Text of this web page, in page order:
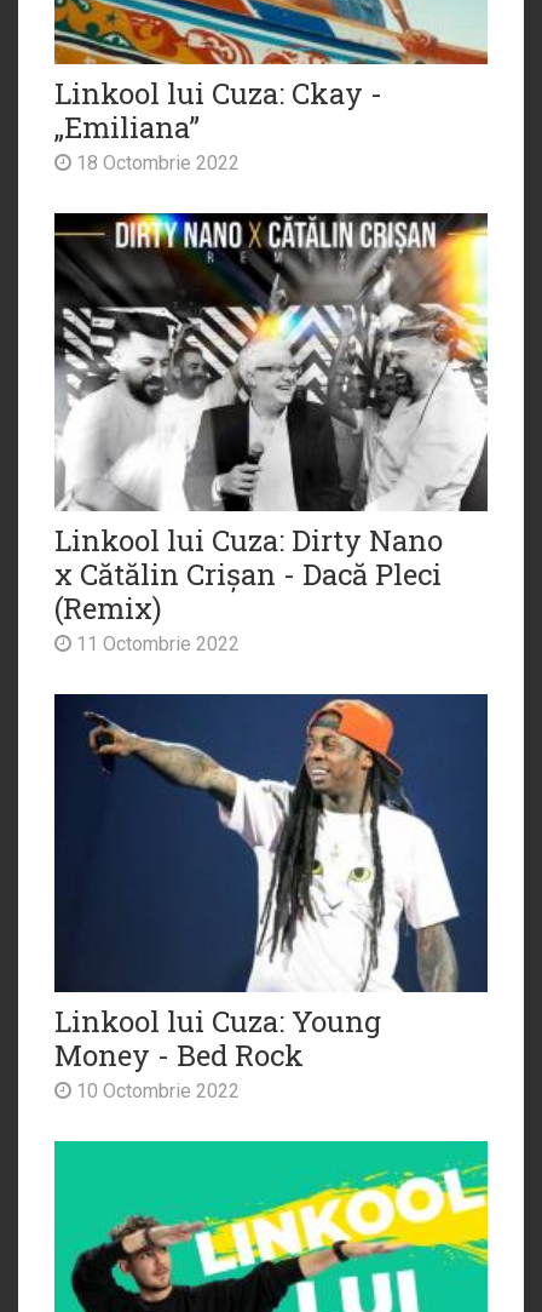
Linkool lui Cuza: Ckay -
„Emiliana”
18 Octombrie 2022
Linkool lui Cuza: Dirty Nano
x Cătălin Crișan - Dacă Pleci
(Remix)
11 Octombrie 2022
Linkool lui Cuza: Young
Money - Bed Rock
10 Octombrie 2022